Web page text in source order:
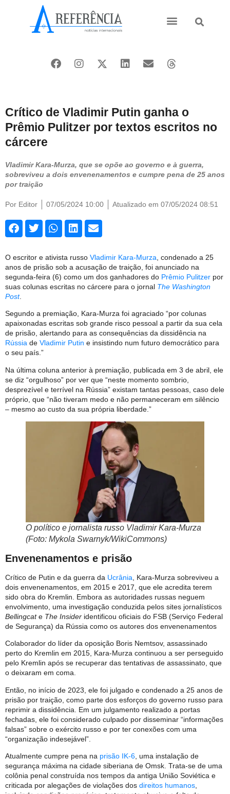
Crítico de Vladimir Putin ganha o
Prêmio Pulitzer por textos escritos no
cárcere
Vladimir Kara-Murza, que se opõe ao governo e à guerra,
sobreviveu a dois envenenamentos e cumpre pena de 25 anos
por traição
Por Editor 07/05/2024 10:00 Atualizado em 07/05/2024 08:51
O escritor e ativista russo Vladimir Kara-Murza , condenado a 25
anos de prisão sob a acusação de traição, foi anunciado na
segunda-feira (6) como um dos ganhadores do Prêmio Pulitzer por
suas colunas escritas no cárcere para o jornal The Washington
Post.
Segundo a premiação, Kara-Murza foi agraciado “por colunas
apaixonadas escritas sob grande risco pessoal a partir da sua cela
de prisão, alertando para as consequências da dissidência na
Rússia de Vladimir Putin e insistindo num futuro democrático para
o seu país.”
Na última coluna anterior à premiação, publicada em 3 de abril, ele
se diz “orgulhoso” por ver que “neste momento sombrio,
desprezível e terrível na Rússia” existam tantas pessoas, caso dele
próprio, que “não tiveram medo e não permaneceram em silêncio
– mesmo ao custo da sua própria liberdade.”
O político e jornalista russo Vladimir Kara-Murza
(Foto: Mykola Swarnyk/WikiCommons)
Envenenamentos e prisão
Crítico de Putin e da guerra da Ucrânia , Kara-Murza sobreviveu a
dois envenenamentos, em 2015 e 2017, que ele acredita terem
sido obra do Kremlin. Embora as autoridades russas neguem
envolvimento, uma investigação conduzida pelos sites jornalísticos
Bellingcate The Insider identificou oficiais do FSB (Serviço Federal
de Segurança) da Rússia como os autores dos envenenamentos
Colaborador do líder da oposição Boris Nemtsov, assassinado
perto do Kremlin em 2015, Kara-Murza continuou a ser perseguido
pelo Kremlin após se recuperar das tentativas de assassinato, que
o deixaram em coma.
Então, no início de 2023, ele foi julgado e condenado a 25 anos de
prisão por traição, como parte dos esforços do governo russo para
reprimir a dissidência. Em um julgamento realizado a portas
fechadas, ele foi considerado culpado por disseminar “informações
falsas” sobre o exército russo e por ter conexões com uma
“organização indesejável”.
Atualmente cumpre pena na prisão IK-6 , uma instalação de
segurança máxima na cidade siberiana de Omsk. Trata-se de uma
colônia penal construída nos tempos da antiga União Soviética e
criticada por alegações de violações dos direitos humanos